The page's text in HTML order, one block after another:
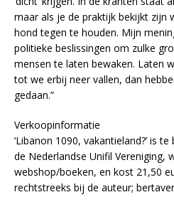
maar als je de praktijk bekijkt zijn
hond tegen te houden. Mijn
politieke beslissingen om zulke
mensen te laten bewaken. Laten
tot we erbij neer vallen, dan
gedaan.”
Verkoopinformatie
‘Libanon 1090, vakantieland?’ is
de Nederlandse Unifil Vereniging,
webshop/boeken, en kost 21,50
rechtstreeks bij de auteur;